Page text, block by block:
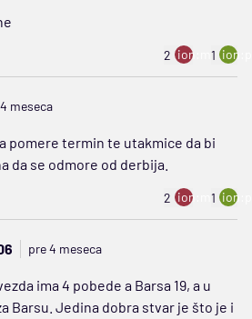
2 ion:minus
1
meseca
pomere termin te utakmice da bi
da se odmore od derbija.
2 ion:minus
1
pre 4 meseca
ima 4 pobede a Barsa 19, a u
Barsu. Jedina dobra stvar je što je i